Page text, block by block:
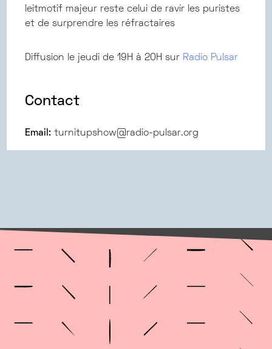
leitmotif majeur reste celui de ravir les puristes
et de surprendre les réfractaires
Diffusion le jeudi de 19H à 20H sur Radio Pulsar
Contact
Email: turnitupshow@radio-pulsar.org